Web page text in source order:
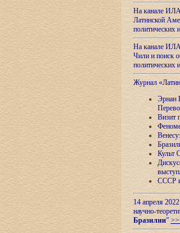
На канале
Латинской
На канале
Чили и поиск
Журнал
Эрнан
Визит
Культ
СССР и
14 апреля
научно-
Бразилии"